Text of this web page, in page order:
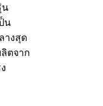
น
น
างสุด
ตจาก